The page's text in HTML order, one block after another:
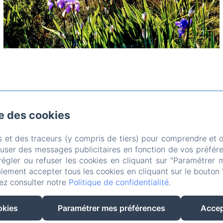
Les gites Le domaine Les environs
confidentialité
Informations légales Informations sur
EN FR ES NL
des cookies
et des traceurs (y compris de tiers) pour comprendre et
des messages publicitaires en fonction de vos
ou refuser les cookies en cliquant sur "Paramétrer
accepter tous les cookies en cliquant sur le
consulter notre Politique de confidentialité.
Paramétrer mes préférences